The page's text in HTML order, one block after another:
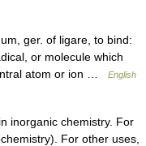
ger. of ligare, to bind:
or molecule which
atom or ion …
English
inorganic chemistry. For
For other uses,